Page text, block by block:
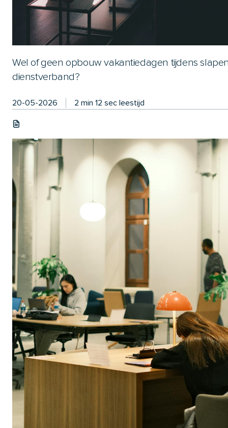
Wel of geen opbouw vakantiedagen tijdens
dienstverband?
20-05-2026 2 min 12 sec leestijd